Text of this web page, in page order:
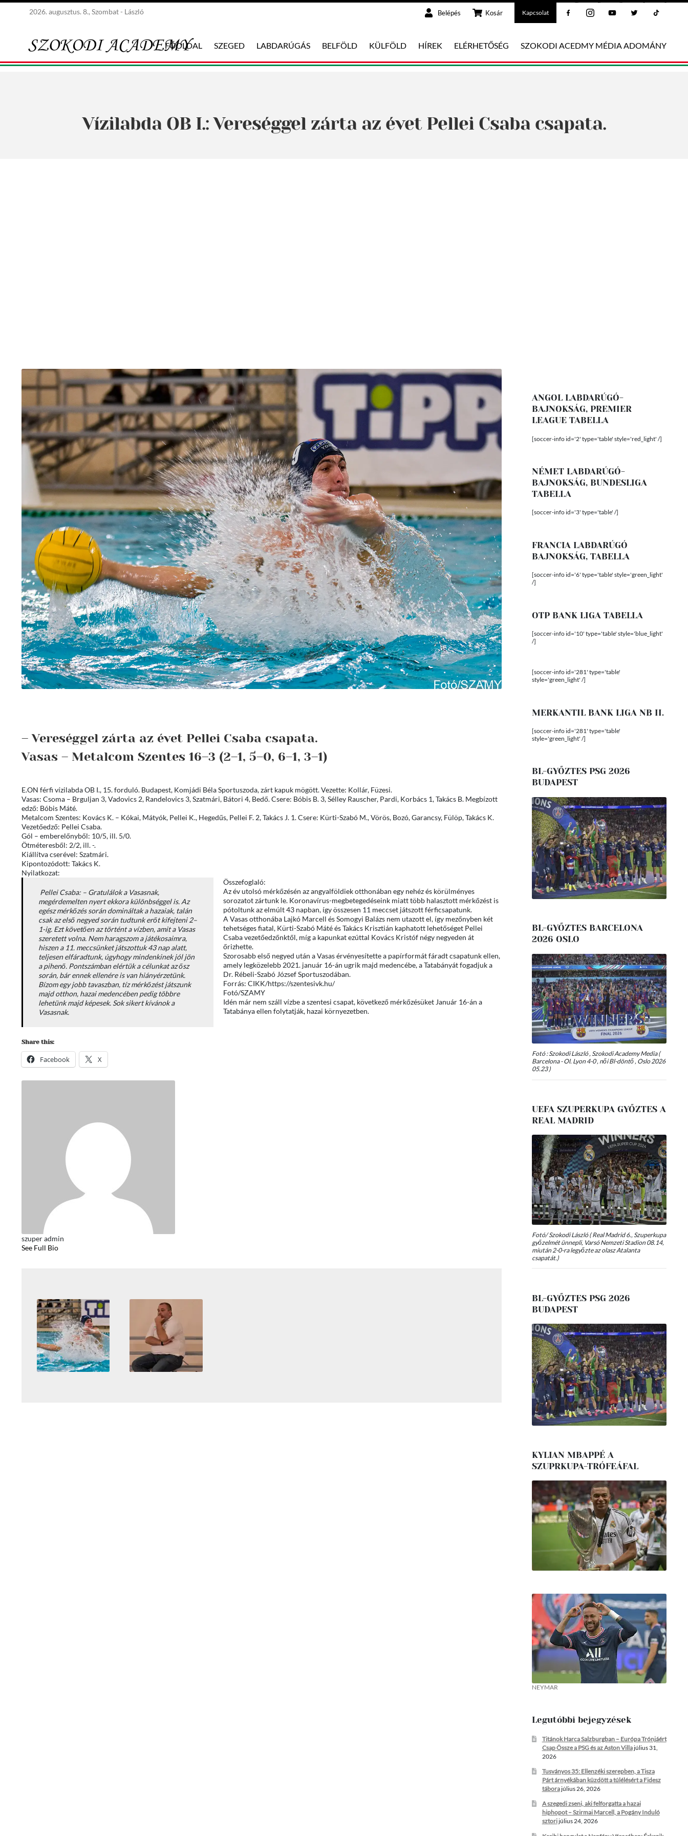
2026. augusztus. 8., Szombat - László Belépés Kosár Kapcsolat
FŐOLDAL SZEGED LABDARÚGÁS BELFÖLD KÜLFÖLD HÍREK ELÉRHETŐSÉG SZOKODI ACEDMY MÉDIA ADOMÁNY
Vízilabda OB I.: Vereséggel zárta az évet Pellei Csaba csapata.
– Vereséggel zárta az évet Pellei Csaba csapata.
Vasas – Metalcom Szentes 16–3 (2–1, 5–0, 6–1, 3–1)
E.ON férfi vízilabda OB I., 15. forduló. Budapest, Komjádi Béla Sportuszoda, zárt kapuk mögött. Vezette: Kollár, Füzesi.
Vasas: Csoma – Brguljan 3, Vadovics 2, Randelovics 3, Szatmári, Bátori 4, Bedő. Csere: Bóbis B. 3, Sélley Rauscher, Pardi, Korbács 1, Takács B. Megbízott
edző: Bóbis Máté.
Metalcom Szentes: Kovács K. – Kókai, Mátyók, Pellei K., Hegedűs, Pellei F. 2, Takács J. 1. Csere: Kürti-Szabó M., Vörös, Bozó, Garancsy, Fülöp, Takács K.
Vezetőedző: Pellei Csaba.
Gól – emberelőnyből: 10/5, ill. 5/0.
Ötméteresből: 2/2, ill. -.
Kiállítva cserével: Szatmári.
Kipontozódott: Takács K.
Nyilatkozat:
Pellei Csaba: – Gratulálok a Vasasnak,
megérdemelten nyert ekkora különbséggel is. Az
egész mérkőzés során domináltak a hazaiak, talán
csak az első negyed során tudtunk erőt kifejteni 2–
1-ig. Ezt követően az történt a vízben, amit a Vasas
szeretett volna. Nem haragszom a játékosaimra,
hiszen a 11. meccsünket játszottuk 43 nap alatt,
teljesen elfáradtunk, úgyhogy mindenkinek jól jön
a pihenő. Pontszámban elértük a célunkat az ősz
során, bár ennek ellenére is van hiányérzetünk.
Bízom egy jobb tavaszban, tíz mérkőzést játszunk
majd otthon, hazai medencében pedig többre
lehetünk majd képesek. Sok sikert kívánok a
Vasasnak.
Összefoglaló:
Az év utolsó mérkőzésén az angyalföldiek otthonában egy nehéz és körülményes
sorozatot zártunk le. Koronavírus-megbetegedéseink miatt több halasztott mérkőzést is
pótoltunk az elmúlt 43 napban, így összesen 11 meccset játszott férficsapatunk.
A Vasas otthonába Lajkó Marcell és Somogyi Balázs nem utazott el, így mezőnyben két
tehetséges fiatal, Kürti-Szabó Máté és Takács Krisztián kaphatott lehetőséget Pellei
Csaba vezetőedzőnktől, míg a kapunkat ezúttal Kovács Kristóf négy negyeden át
őrizhette.
Szorosabb első negyed után a Vasas érvényesítette a papírformát fáradt csapatunk ellen,
amely legközelebb 2021. január 16-án ugrik majd medencébe, a Tatabányát fogadjuk a
Dr. Rébeli-Szabó József Sportuszodában.
Forrás: CIKK/https://szentesivk.hu/
Fotó/SZAMY
Idén már nem száll vízbe a szentesi csapat, következő mérkőzésüket Január 16-án a
Tatabánya ellen folytatják, hazai környezetben.
Share this:
Facebook X
szuper admin
See Full Bio
ANGOL LABDARÚGÓ-
BAJNOKSÁG, PREMIER
LEAGUE TABELLA
[soccer-info id='2' type='table' style='red_light' /]
NÉMET LABDARÚGÓ-
BAJNOKSÁG, BUNDESLIGA
TABELLA
[soccer-info id='3' type='table' /]
FRANCIA LABDARÚGÓ
BAJNOKSÁG, TABELLA
[soccer-info id='6' type='table' style='green_light'
/]
OTP BANK LIGA TABELLA
[soccer-info id='10' type='table' style='blue_light'
/]
[soccer-info id='281' type='table'
style='green_light' /]
MERKANTIL BANK LIGA NB II.
[soccer-info id='281' type='table'
style='green_light' /]
BL-GYŐZTES PSG 2026
BUDAPEST
BL-GYŐZTES BARCELONA
2026 OSLO
Fotó : Szokodi László , Szokodi Academy Media (
Barcelona - Ol. Lyon 4-0 , női Bl-döntő , Oslo 2026
05.23 )
UEFA SZUPERKUPA GYŐZTES A
REAL MADRID
Fotó/ Szokodi László ( Real Madrid 6., Szuperkupa
győzelmét ünnepli, Varsó Nemzeti Stadion 08.14,
miután 2-0-ra legyőzte az olasz Atalanta
csapatát.)
BL-GYŐZTES PSG 2026
BUDAPEST
KYLIAN MBAPPÉ A
SZUPRKUPA-TRÓFEÁFAL
NEYMAR
Legutóbbi bejegyzések
Titánok Harca Salzburgban – Európa Trónjáért
Csap Össze a PSG és az Aston Villajúlius 31,
2026
Tusványos 35: Ellenzéki szerepben, a Tisza
Párt árnyékában küzdött a túlélésért a Fidesz
táborajúlius 26, 2026
A szegedi zseni, aki felforgatta a hazai
hiphopot – Szirmai Marcell, a Pogány Induló
sztorijúlius 24, 2026